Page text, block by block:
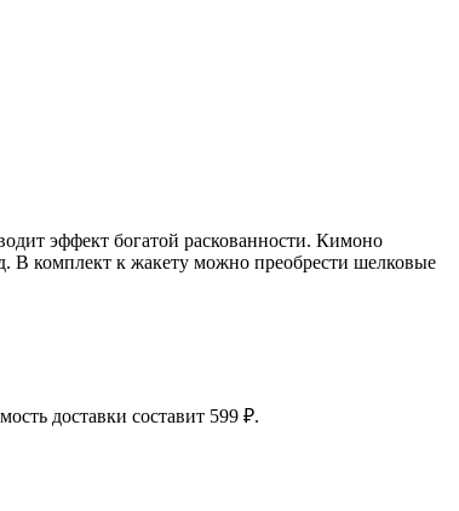
эффект богатой раскованности. Кимоно
В комплект к жакету можно преобрести шелковые
доставки составит 599 ₽.